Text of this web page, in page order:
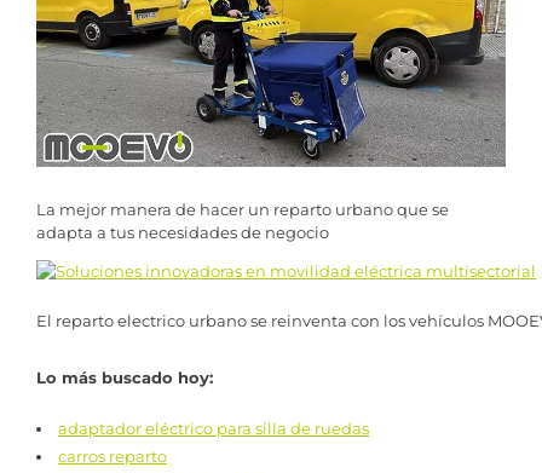
La mejor manera de hacer un reparto urbano que se
adapta a tus necesidades de negocio
El reparto electrico urbano se reinventa con los vehículos
Lo más buscado hoy:
adaptador eléctrico para silla de ruedas
carros reparto